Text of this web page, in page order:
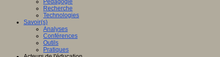
Pédagogie
Recherche
Technologies
Savoir(s)
Analyses
Conférences
Outils
Pratiques